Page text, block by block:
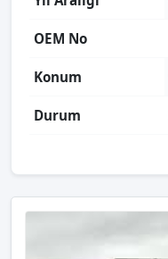
OEM No
Konum
Durum